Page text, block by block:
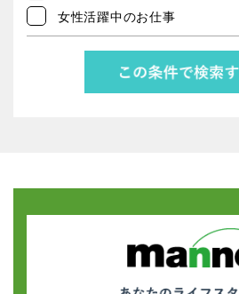
女性活躍中のお仕事